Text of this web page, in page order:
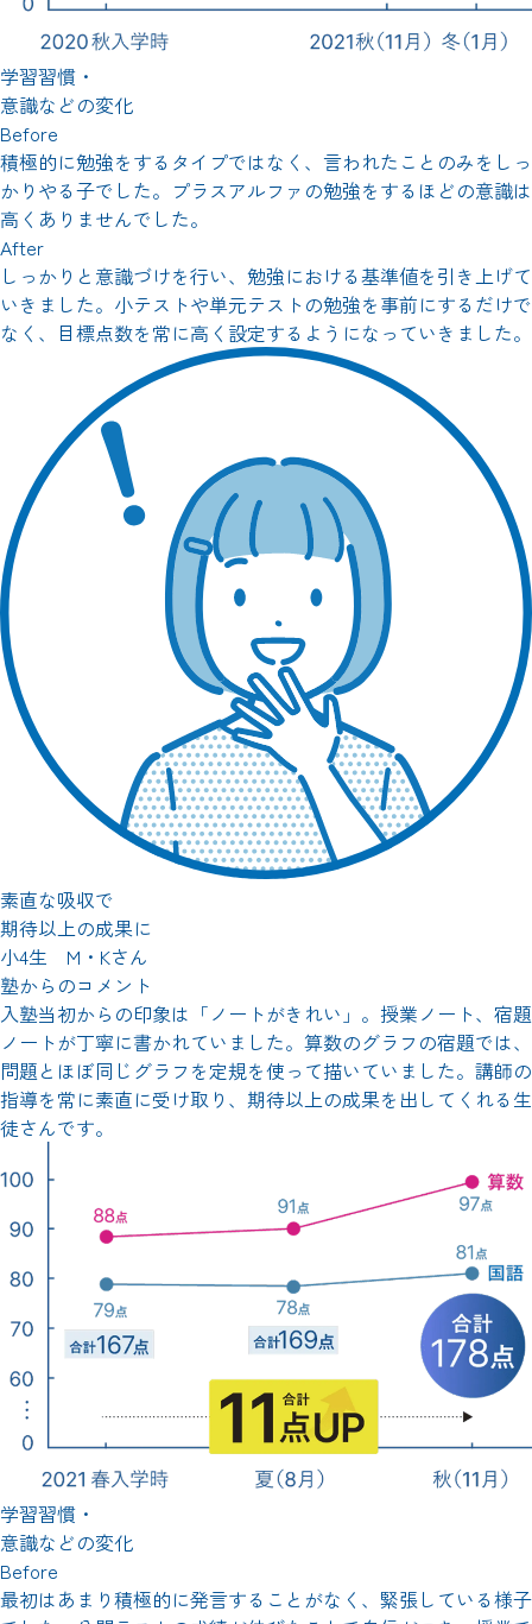
学習習慣・
意識などの変化
Before
積極的に勉強をするタイプではなく、言われたことのみをしっ
かりやる子でした。プラスアルファの勉強をするほどの意識は
高くありませんでした。
After
しっかりと意識づけを行い、勉強における基準値を引き上げて
いきました。小テストや単元テストの勉強を事前にするだけで
なく、目標点数を常に高く設定するようになっていきました。
素直な吸収で
期待以上の成果に
小4生 M・Kさん
塾からのコメント
入塾当初からの印象は「ノートがきれい」。授業ノート、宿題
ノートが丁寧に書かれていました。算数のグラフの宿題では、
問題とほぼ同じグラフを定規を使って描いていました。講師の
指導を常に素直に受け取り、期待以上の成果を出してくれる生
徒さんです。
学習習慣・
意識などの変化
Before
最初はあまり積極的に発言することがなく、緊張している様子